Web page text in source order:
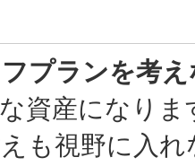
プランを考
資産になり
も視野に入